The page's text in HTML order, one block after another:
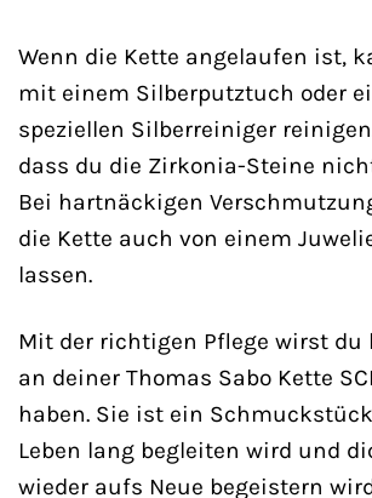
Wenn die Kette angelaufen ist,
mit einem Silberputztuch oder
speziellen Silberreiniger
dass du die Zirkonia-Steine
Bei hartnäckigen
die Kette auch von einem
lassen.
Mit der richtigen Pflege wirst du
an deiner Thomas Sabo Kette
haben. Sie ist ein
Leben lang begleiten wird und
wieder aufs Neue begeistern